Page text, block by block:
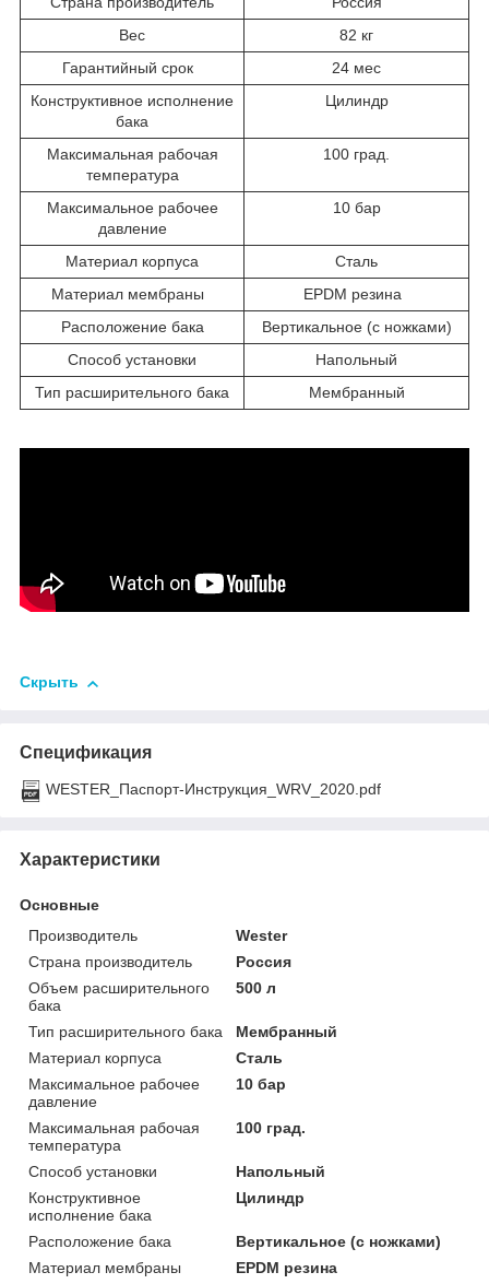
Вес
82 кг
Гарантийный срок
24 мес
Конструктивное исполнение
бака
Цилиндр
Максимальная рабочая
температура
100 град.
Максимальное рабочее
давление
10 бар
Материал корпуса
Сталь
Материал мембраны
EPDM резина
Расположение бака
Вертикальное (с ножками)
Способ установки
Напольный
Тип расширительного бака
Мембранный
Скрыть
Спецификация
WESTER_Паспорт-Инструкция_WRV_2020.pdf
Характеристики
Основные
Производитель
Wester
Страна производитель
Россия
Объем расширительного
бака
500 л
Тип расширительного бака
Мембранный
Материал корпуса
Сталь
Максимальное рабочее
давление
10 бар
Максимальная рабочая
температура
100 град.
Способ установки
Напольный
Конструктивное
исполнение бака
Цилиндр
Расположение бака
Вертикальное (с ножками)
Материал мембраны
EPDM резина